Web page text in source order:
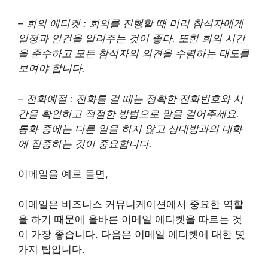
– 회의 에티켓 : 회의를 진행할 때 미리 참석자에게
일정과 안건을 알려주는 것이 좋다. 또한 회의 시간
을 준수하고 모든 참석자의 의견을 수렴하는 태도를
보여야 합니다.
– 전화예절 : 전화를 걸 때는 정확한 전화번호와 시
간을 확인하고 적절한 방법으로 말을 걸어주세요.
통화 중에는 다른 일을 하지 않고 상대방과의 대화
에 집중하는 것이 중요합니다.
이메일을 예로 들면,
이메일은 비즈니스 커뮤니케이션에서 중요한 역할
을 하기 때문에 올바른 이메일 에티켓을 따르는 것
이 가장 좋습니다. 다음은 이메일 에티켓에 대한 몇
가지 팁입니다.